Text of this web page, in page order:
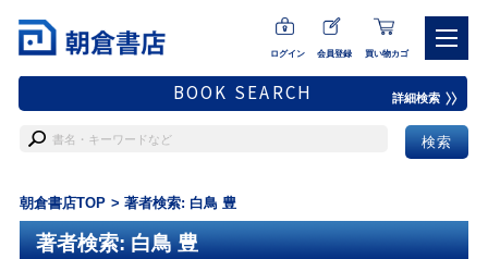
ログイン 会員登録 買い物カゴ
BOOK SEARCH 詳細検索
朝倉書店TOP 著者検索: 白鳥 豊
著者検索: 白鳥 豊